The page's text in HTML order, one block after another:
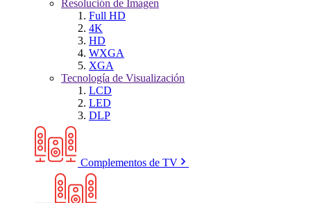
Resolución de Imagen
Full HD
4K
HD
WXGA
XGA
Tecnología de Visualización
LCD
LED
DLP
Complementos de TV